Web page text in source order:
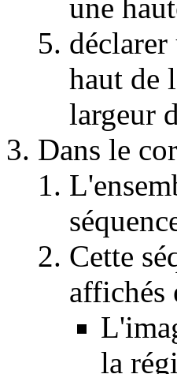
une
haut de
largeur
Dans le
Cette
affichés
la